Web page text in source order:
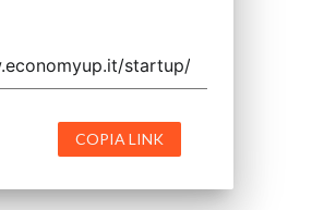
COPIA LINK